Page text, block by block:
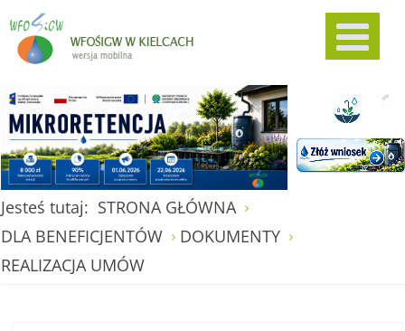
Jesteś tutaj: STRONA GŁÓWNA
DLA BENEFICJENTÓW
DOKUMENTY
REALIZACJA UMÓW